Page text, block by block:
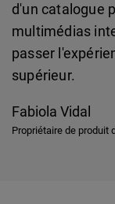
d'un catalogue
multimédias
passer
supérieur.
Fabiola Vidal
Propriétaire de produit